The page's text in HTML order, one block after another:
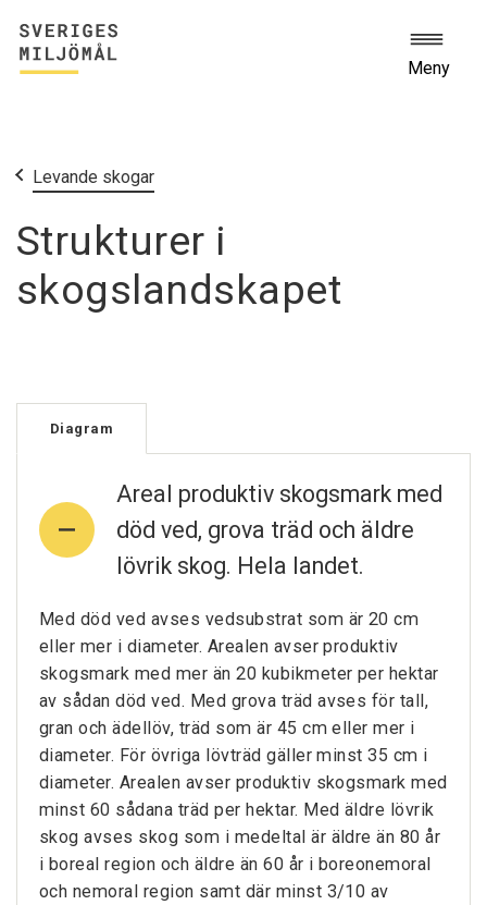
Meny
Start
Miljömålen
Levande skogar
Strukturer i
skogslandskapet
Diagram
Areal produktiv skogsmark med
död ved, grova träd och äldre
lövrik skog. Hela landet.
Med död ved avses vedsubstrat som är 20 cm
eller mer i diameter. Arealen avser produktiv
skogsmark med mer än 20 kubikmeter per hektar
av sådan död ved. Med grova träd avses för tall,
gran och ädellöv, träd som är 45 cm eller mer i
diameter. För övriga lövträd gäller minst 35 cm i
diameter. Arealen avser produktiv skogsmark med
minst 60 sådana träd per hektar. Med äldre lövrik
skog avses skog som i medeltal är äldre än 80 år
i boreal region och äldre än 60 år i boreonemoral
och nemoral region samt där minst 3/10 av